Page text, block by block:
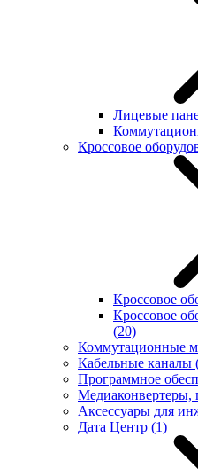
Лицевые
Кроссовое
Кроссовое
Кроссовое
(20)
Коммутационные
Кабельные каналы
Программное
Медиаконвертеры,
Аксессуары для
Дата Центр (1)